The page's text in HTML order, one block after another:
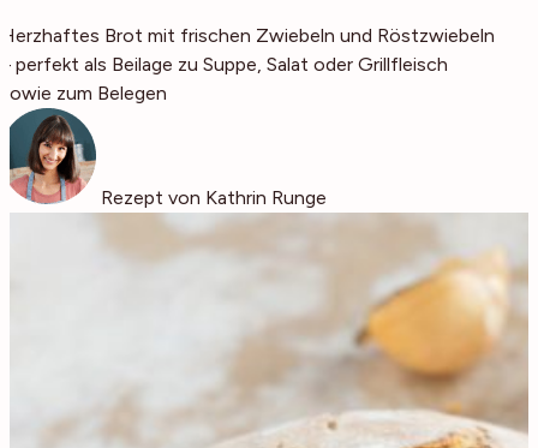
Herzhaftes Brot mit frischen Zwiebeln und Röstzwiebeln
– perfekt als Beilage zu Suppe, Salat oder Grillfleisch
sowie zum Belegen
Rezept von Kathrin Runge